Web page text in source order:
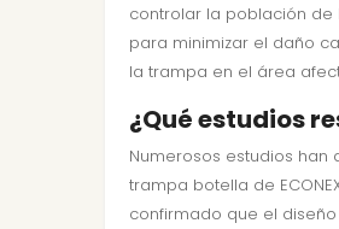
controlar la población de
para minimizar el daño
la trampa en el área
¿Qué estudios
Numerosos estudios
trampa botella de
confirmado que el